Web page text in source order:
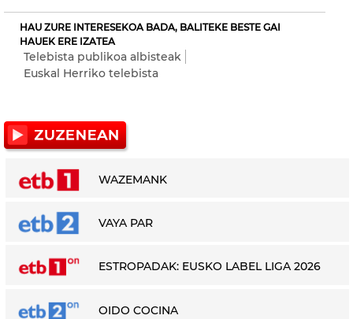
HAU ZURE INTERESEKOA BADA, BALITEKE BESTE GAI
HAUEK ERE IZATEA
Telebista publikoa albisteak
Euskal Herriko telebista
WAZEMANK
VAYA PAR
ESTROPADAK: EUSKO LABEL LIGA 2026
OIDO COCINA